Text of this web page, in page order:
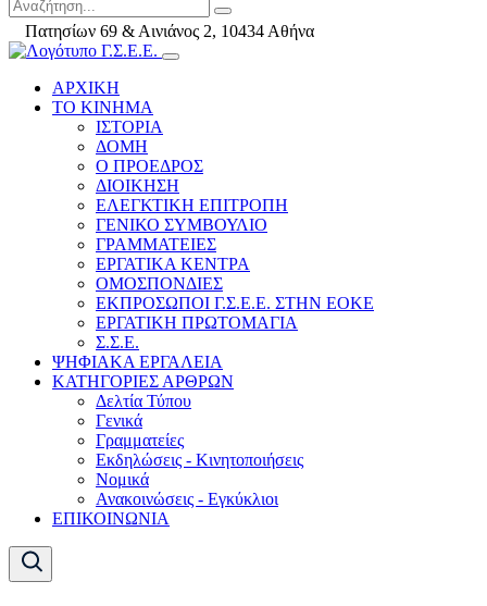
Πατησίων 69 & Αινιάνος 2, 10434 Αθήνα
ΑΡΧΙΚΗ
ΤΟ ΚΙΝΗΜΑ
ΙΣΤΟΡΙΑ
ΔΟΜΗ
Ο ΠΡΟΕΔΡΟΣ
ΔΙΟΙΚΗΣΗ
ΕΛΕΓΚΤΙΚΗ ΕΠΙΤΡΟΠΗ
ΓΕΝΙΚΟ ΣΥΜΒΟΥΛΙΟ
ΓΡΑΜΜΑΤΕΙΕΣ
ΕΡΓΑΤΙΚΑ ΚΕΝΤΡΑ
ΟΜΟΣΠΟΝΔΙΕΣ
ΕΚΠΡΟΣΩΠΟΙ Γ.Σ.Ε.Ε. ΣΤΗΝ ΕΟΚΕ
ΕΡΓΑΤΙΚΗ ΠΡΩΤΟΜΑΓΙΑ
Σ.Σ.Ε.
ΨΗΦΙΑΚΑ ΕΡΓΑΛΕΙΑ
ΚΑΤΗΓΟΡΙΕΣ ΑΡΘΡΩΝ
Δελτία Τύπου
Γενικά
Γραμματείες
Εκδηλώσεις - Κινητοποιήσεις
Νομικά
Ανακοινώσεις - Εγκύκλιοι
ΕΠΙΚΟΙΝΩΝΙΑ